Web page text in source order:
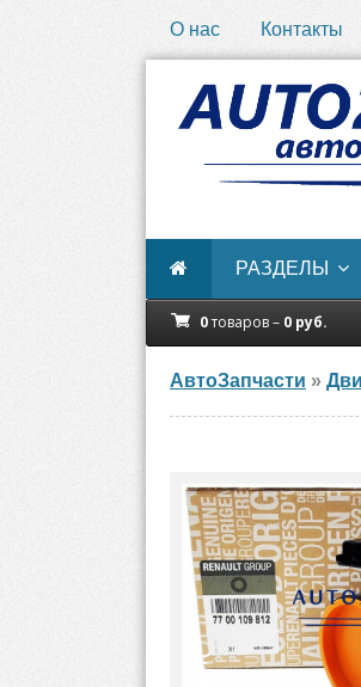
О нас Контакты
РАЗДЕЛЫ
0товаров – 0 руб.
АвтоЗапчасти »